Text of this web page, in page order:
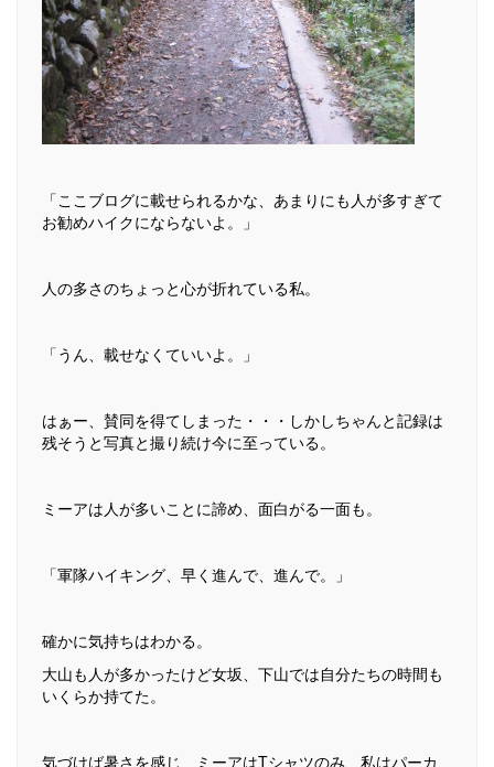
「ここブログに載せられるかな、あまりにも人が多すぎて
お勧めハイクにならないよ。」
人の多さのちょっと心が折れている私。
「うん、載せなくていいよ。」
はぁー、賛同を得てしまった・・・しかしちゃんと記録は
残そうと写真と撮り続け今に至っている。
ミーアは人が多いことに諦め、面白がる一面も。
「軍隊ハイキング、早く進んで、進んで。」
確かに気持ちはわかる。
大山も人が多かったけど女坂、下山では自分たちの時間も
いくらか持てた。
気づけば暑さを感じ、ミーアはTシャツのみ、私はパーカ